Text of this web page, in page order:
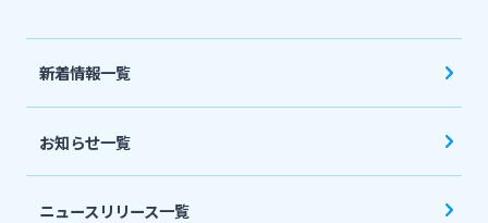
株主・投資家の皆さま
新着情報一覧
お知らせ一覧
ニュースリリース一覧